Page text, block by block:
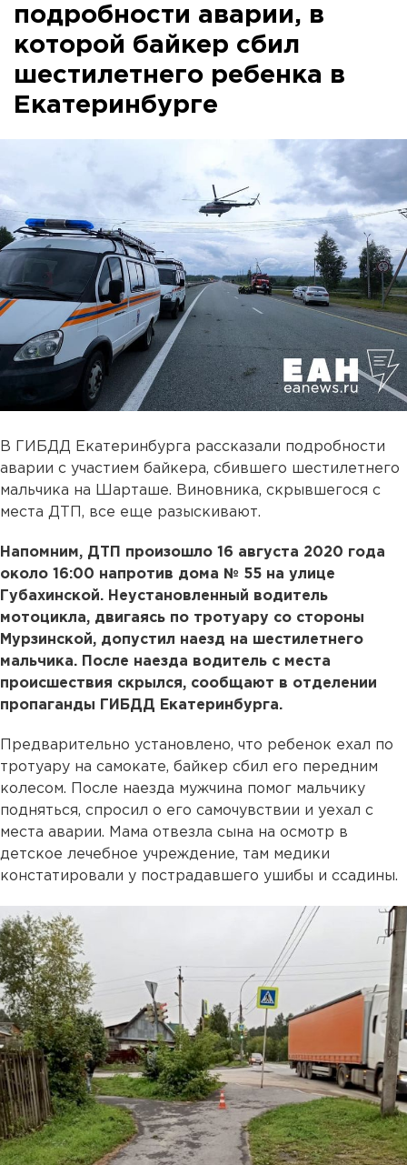
подробности аварии, в
которой байкер сбил
шестилетнего ребенка в
Екатеринбурге
В ГИБДД Екатеринбурга рассказали подробности
аварии с участием байкера, сбившего шестилетнего
мальчика на Шарташе. Виновника, скрывшегося с
места ДТП, все еще разыскивают.
Напомним, ДТП произошло 16 августа 2020 года
около 16:00 напротив дома № 55 на улице
Губахинской. Неустановленный водитель
мотоцикла, двигаясь по тротуару со стороны
Мурзинской, допустил наезд на шестилетнего
мальчика. После наезда водитель с места
происшествия скрылся, сообщают в отделении
пропаганды ГИБДД Екатеринбурга.
Предварительно установлено, что ребенок ехал по
тротуару на самокате, байкер сбил его передним
колесом. После наезда мужчина помог мальчику
подняться, спросил о его самочувствии и уехал с
места аварии. Мама отвезла сына на осмотр в
детское лечебное учреждение, там медики
констатировали у пострадавшего ушибы и ссадины.